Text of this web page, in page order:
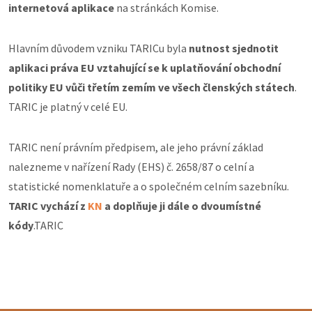
internetová aplikace na stránkách Komise.
Hlavním důvodem vzniku TARICu byla nutnost sjednotit
aplikaci práva EU vztahující se k uplatňování obchodní
politiky EU vůči třetím zemím ve všech členských státech.
TARIC je platný v celé EU.
TARIC není právním předpisem, ale jeho právní základ
nalezneme v nařízení Rady (EHS) č. 2658/87 o celní a
statistické nomenklatuře a o společném celním sazebníku.
TARIC vychází z KN a doplňuje ji dále o dvoumístné
kódy.TARIC